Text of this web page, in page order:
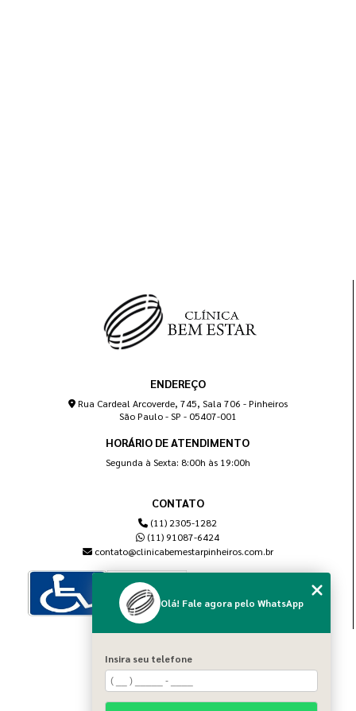
ENDEREÇO
Rua Cardeal Arcoverde, 745, Sala 706 - Pinheiros
São Paulo - SP - 05407-001
HORÁRIO DE ATENDIMENTO
Segunda à Sexta: 8:00h às 19:00h
CONTATO
(11) 2305-1282
(11) 91087-6424
contato@clinicabemestarpinheiros.com.br
Home
Sobre nós
Blog
Olá! Fale agora pelo WhatsApp
Insira seu telefone